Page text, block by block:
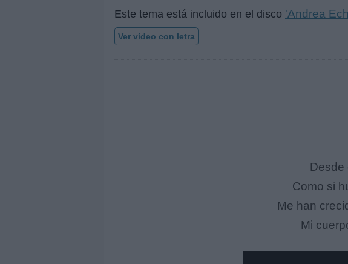
Este tema está incluido en el disco 'Andrea
Ver vídeo con letra
Desde
Como si
Me han
Mi